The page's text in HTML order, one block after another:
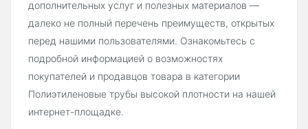
дополнительных услуг и полезных материалов —
далеко не полный перечень преимуществ, открытых
перед нашими пользователями. Ознакомьтесь с
подробной информацией о возможностях
покупателей и продавцов товара в категории
Полиэтиленовые трубы высокой плотности на нашей
интернет-площадке.